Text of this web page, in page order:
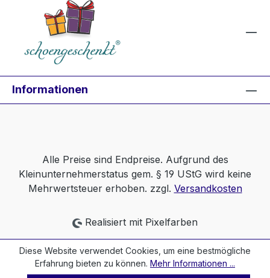
Informationen
Alle Preise sind Endpreise. Aufgrund des
Kleinunternehmerstatus gem. § 19 UStG wird keine
Mehrwertsteuer erhoben. zzgl. Versandkosten
Realisiert mit Pixelfarben
Diese Website verwendet Cookies, um eine bestmögliche
Erfahrung bieten zu können. Mehr Informationen ...